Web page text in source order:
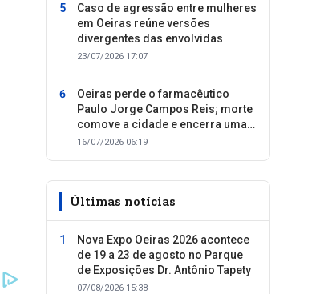
Caso de agressão entre mulheres
em Oeiras reúne versões
divergentes das envolvidas
23/07/2026 17:07
Oeiras perde o farmacêutico
Paulo Jorge Campos Reis; morte
comove a cidade e encerra uma
trajetória dedicada ao cuidado
16/07/2026 06:19
Últimas notícias
Nova Expo Oeiras 2026 acontece
de 19 a 23 de agosto no Parque
de Exposições Dr. Antônio Tapety
07/08/2026 15:38